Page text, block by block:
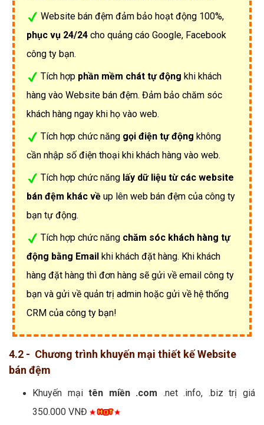
Website bán đệm đảm bảo hoạt động 100%,
phục vụ 24/24 cho quảng cáo Google, Facebook
công ty bạn.
Tích hợp phần mềm chát tự động khi khách
hàng vào Website bán đệm. Đảm bảo chăm sóc
khách hàng ngay khi họ vào web.
Tích hợp chức năng gọi điện tự động không
cần nhập số điện thoại khi khách hàng vào web.
Tích hợp chức năng lấy dữ liệu từ các website
bán đệm khác về up lên web bán đệm của công ty
bạn tự động.
Tích hợp chức năng chăm sóc khách hàng tự
động bằng Email khi khách đặt hàng. Khi khách
hàng đặt hàng thì đơn hàng sẽ gửi về email công ty
bạn và gửi về quản trị admin hoặc gửi về hệ thống
CRM của công ty bạn!
4.2 - Chương trình khuyến mại thiết kế Website
bán đệm
Khuyến mạitên miền .com .net .info, .biz trị giá
350.000 VNĐ